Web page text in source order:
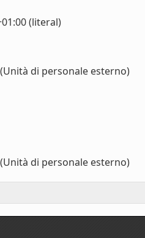
(literal)
(Unità di personale esterno)
(Unità di personale esterno)